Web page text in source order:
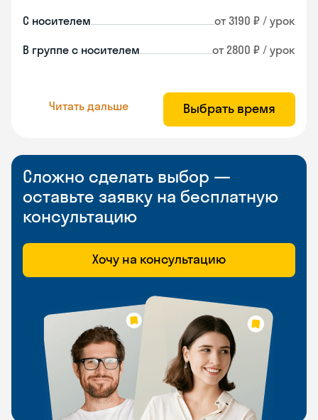
С носителем от 3190 ₽ / урок
В группе с носителем от 2800 ₽ / урок
Читать дальше Выбрать время
Сложно сделать выбор —
оставьте заявку на бесплатную
консультацию
Хочу на консультацию